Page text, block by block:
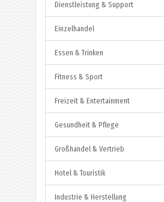
Dienstleistung & Support
Einzelhandel
Essen & Trinken
Fitness & Sport
Freizeit & Entertainment
Gesundheit & Pflege
Großhandel & Vertrieb
Hotel & Touristik
Industrie & Herstellung